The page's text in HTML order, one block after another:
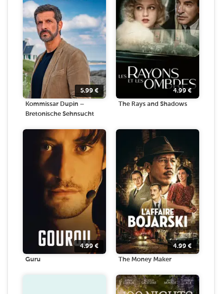
5.99 €
Kommissar Dupin –
Bretonische Sehnsucht
4.99€
The Rays and Shadows
4.99 €
Guru
4.99 €
The Money Maker